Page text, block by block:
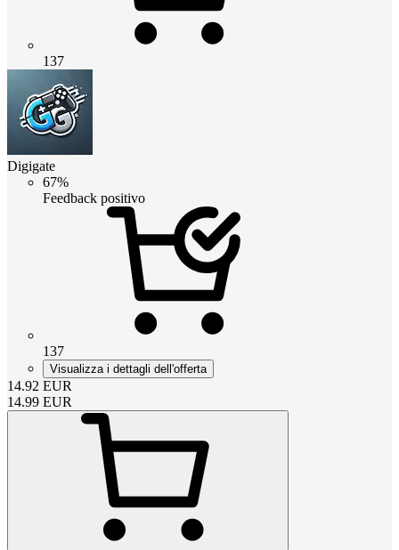
137
Digigate
67%
Feedback positivo
137
Visualizza i dettagli dell'offerta
14.92 EUR
14.99 EUR